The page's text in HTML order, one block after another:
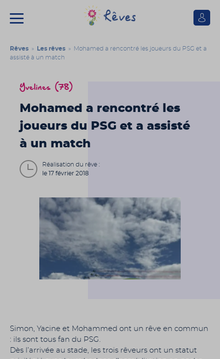
Se
Rêves » Les rêves » Mohamed a rencontré les joueurs du PSG et a
assisté à un match
Yvelines (78)
Mohamed a rencontré les
joueurs du PSG et a assisté
à un match
Réalisation du rêve :
le 17 février 2018
Simon, Yacine et Mohammed ont un rêve en commun
: ils sont tous fan du PSG.
Dès l’arrivée au stade, les trois rêveurs ont un statut